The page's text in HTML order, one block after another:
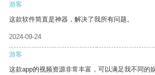
游客
这款软件简直是神器，解决了我所有问题。
2024-09-24
游客
这款app的视频资源非常丰富，可以满足我不同的